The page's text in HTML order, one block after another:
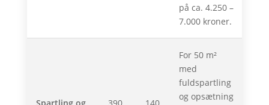
på ca. 4.250 –
7.000 kroner.
For 50 m²
med
fuldspartling
og opsætning